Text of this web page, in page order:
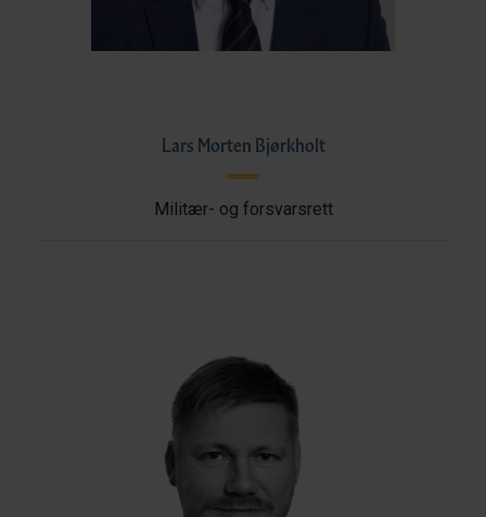
Lars Morten Bjørkholt
Militær- og forsvarsrett